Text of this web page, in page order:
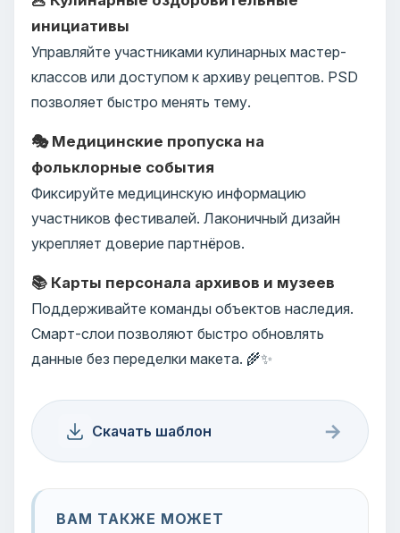
инициативы
Управляйте участниками кулинарных мастер-
классов или доступом к архиву рецептов. PSD
позволяет быстро менять тему.
🎭 Медицинские пропуска на
фольклорные события
Фиксируйте медицинскую информацию
участников фестивалей. Лаконичный дизайн
укрепляет доверие партнёров.
📚 Карты персонала архивов и музеев
Поддерживайте команды объектов наследия.
Смарт-слои позволяют быстро обновлять
данные без переделки макета. 🌾✨
Скачать шаблон →
ВАМ ТАКЖЕ МОЖЕТ